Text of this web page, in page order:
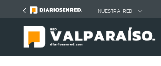
NUESTRA RED